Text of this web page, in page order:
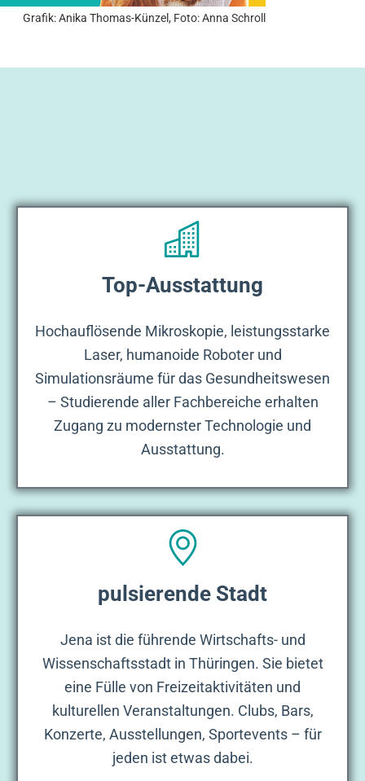
Grafik: Anika Thomas-Künzel, Foto: Anna Schroll
Top-Ausstattung
Hochauflösende Mikroskopie, leistungsstarke
Laser, humanoide Roboter und
Simulationsräume für das Gesundheitswesen
– Studierende aller Fachbereiche erhalten
Zugang zu modernster Technologie und
Ausstattung.
pulsierende Stadt
Jena ist die führende Wirtschafts- und
Wissenschaftsstadt in Thüringen. Sie bietet
eine Fülle von Freizeitaktivitäten und
kulturellen Veranstaltungen. Clubs, Bars,
Konzerte, Ausstellungen, Sportevents – für
jeden ist etwas dabei.